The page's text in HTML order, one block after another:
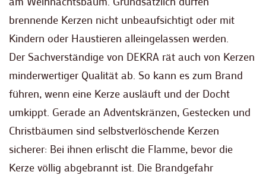
brennende Kerzen nicht unbeaufsichtigt oder mit
Kindern oder Haustieren alleingelassen werden.
Der Sachverständige von DEKRA rät auch von Kerzen
minderwertiger Qualität ab. So kann es zum Brand
führen, wenn eine Kerze ausläuft und der Docht
umkippt. Gerade an Adventskränzen, Gestecken und
Christbäumen sind selbstverlöschende Kerzen
sicherer: Bei ihnen erlischt die Flamme, bevor die
Kerze völlig abgebrannt ist. Die Brandgefahr